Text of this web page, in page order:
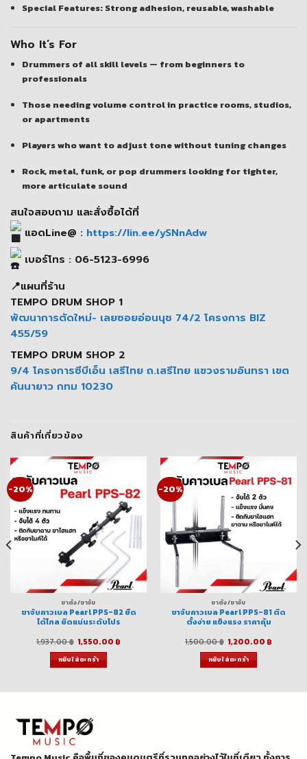
Special Features: Strong adhesion, reusable, washable
Who It’s For
Drummers of all skill levels — from beginners to
professionals
Those needing volume control in practice rooms, studios,
or apartments
Players who want to adjust tone without tuning changes
Rock, metal, funk, or pop drummers looking for tighter,
more articulate sound
สนใจสอบถาม และสั่งซื้อได้ที่
แอดLine@ : https://lin.ee/ySNnAdw
เบอร์โทร : 06-5123-6996
📍แผนที่ร้าน
TEMPO DRUM SHOP 1
พัฒนาการตัดใหม่- เลยซอยอ่อนนุช 74/2 โครงการ BIZ
455/59
TEMPO DRUM SHOP 2
9/4 โครงการซีบีเอ็น เสรีไทย ถ.เสรีไทย แขวงรามอินทรา เขต
คันนายาว กทม 10230
สินค้าที่เกี่ยวข้อง
-20%
ขาตั้ง/ขาจับ
ขาจับคาวเบล Pearl PPS-82 ยืด
ได้ไกล ยึดแน่นระดับโปร
1,937.00฿ Original
price
was:
1,937.00 ฿.
1,550.00 ฿
หยิบใส่ตะกร้า
-20%
ขาตั้ง/ขาจับ
ขาจับคาวเบล Pearl PPS-81 ติด
ตั้งง่าย แข็งแรง ราคาคุ้ม
1,500.00฿ Original
price
was:
1,500.00 ฿.
1,200.00 ฿
หยิบใส่ตะกร้า